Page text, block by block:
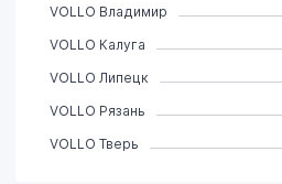
VOLLO Владимир
VOLLO Калуга
VOLLO Липецк
VOLLO Рязань
VOLLO Тверь